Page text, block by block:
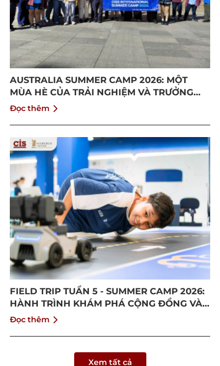
AUSTRALIA SUMMER CAMP 2026: MỘT
MÙA HÈ CỦA TRẢI NGHIỆM VÀ TRƯỞNG
THÀNH
Đọc thêm
FIELD TRIP TUẦN 5 - SUMMER CAMP 2026:
HÀNH TRÌNH KHÁM PHÁ CỘNG ĐỒNG VÀ
BỨT PHÁ BẢN THÂN
Đọc thêm
Xem tất cả